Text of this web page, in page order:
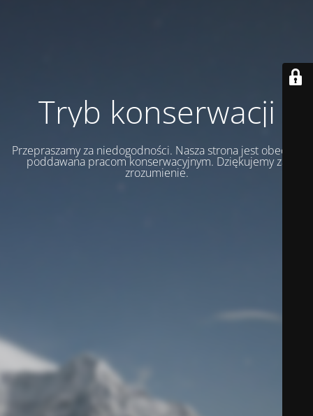
Tryb konserwacji
Przepraszamy za niedogodności. Nasza strona jest obecnie
poddawana pracom konserwacyjnym. Dziękujemy za
zrozumienie.